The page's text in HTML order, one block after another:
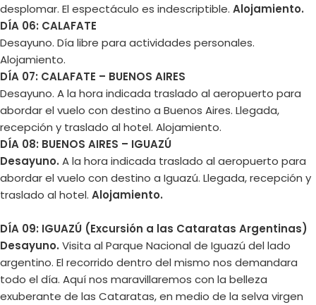
desplomar. El espectáculo es indescriptible. Alojamiento.
DÍA 06: CALAFATE
Desayuno. Día libre para actividades personales.
Alojamiento.
DÍA 07: CALAFATE – BUENOS AIRES
Desayuno. A la hora indicada traslado al aeropuerto para
abordar el vuelo con destino a Buenos Aires. Llegada,
recepción y traslado al hotel. Alojamiento.
DÍA 08: BUENOS AIRES – IGUAZÚ
Desayuno. A la hora indicada traslado al aeropuerto para
abordar el vuelo con destino a Iguazú. Llegada, recepción y
traslado al hotel. Alojamiento.
DÍA 09: IGUAZÚ (Excursión a las Cataratas Argentinas)
Desayuno. Visita al Parque Nacional de Iguazú del lado
argentino. El recorrido dentro del mismo nos demandara
todo el día. Aquí nos maravillaremos con la belleza
exuberante de las Cataratas, en medio de la selva virgen